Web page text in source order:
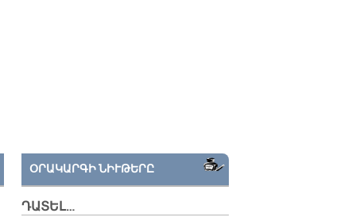
ՕՐԱԿԱՐԳԻ ՆԻՒԹԵՐԸ
ԴԱՏԵԼ…